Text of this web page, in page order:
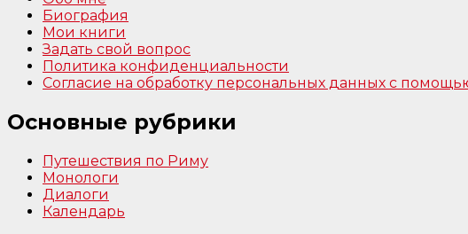
Биография
Мои книги
Задать свой вопрос
Политика конфиденциальности
Согласие на обработку персональных данных с
Основные рубрики
Путешествия по Риму
Монологи
Диалоги
Календарь